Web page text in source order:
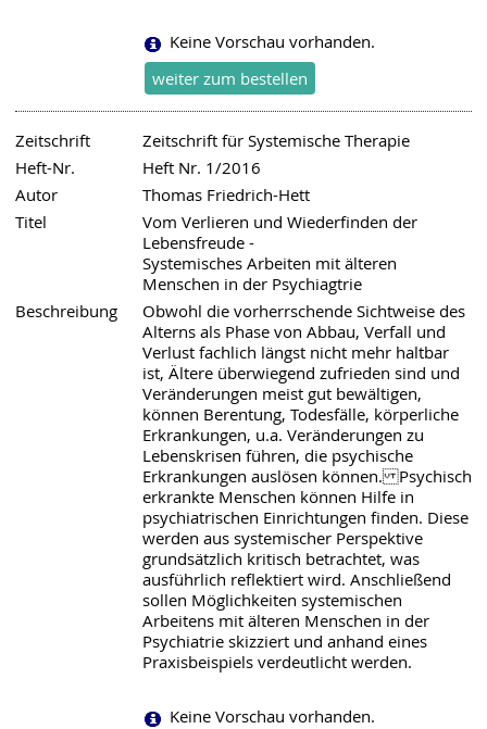
Keine Vorschau vorhanden.
Zeitschrift
Zeitschrift für Systemische Therapie
Heft-Nr.
Heft Nr. 1/2016
Autor
Thomas Friedrich-Hett
Titel
Vom Verlieren und Wiederfinden der
Lebensfreude -
Systemisches Arbeiten mit älteren
Menschen in der Psychiagtrie
Beschreibung
Obwohl die vorherrschende Sichtweise des
Alterns als Phase von Abbau, Verfall und
Verlust fachlich längst nicht mehr haltbar
ist, Ältere überwiegend zufrieden sind und
Veränderungen meist gut bewältigen,
können Berentung, Todesfälle, körperliche
Erkrankungen, u.a. Veränderungen zu
Lebenskrisen führen, die psychische
Erkrankungen auslösen können. Psychisch
erkrankte Menschen können Hilfe in
psychiatrischen Einrichtungen finden. Diese
werden aus systemischer Perspektive
grundsätzlich kritisch betrachtet, was
ausführlich reflektiert wird. Anschließend
sollen Möglichkeiten systemischen
Arbeitens mit älteren Menschen in der
Psychiatrie skizziert und anhand eines
Praxisbeispiels verdeutlicht werden.
Keine Vorschau vorhanden.